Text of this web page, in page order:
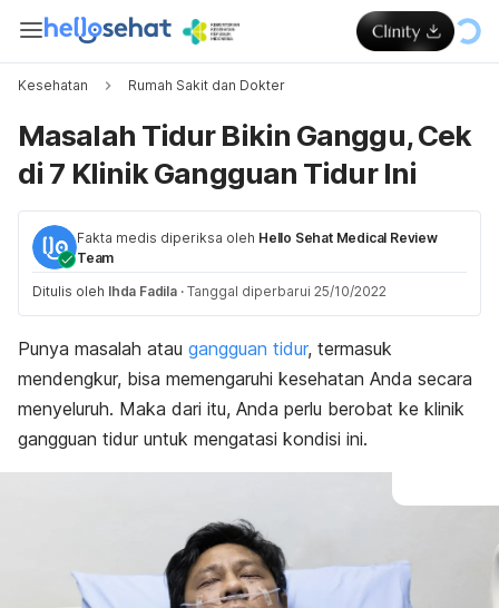
Kesehatan Rumah Sakit dan Dokter
Masalah Tidur Bikin Ganggu, Cek
di 7 Klinik Gangguan Tidur Ini
Fakta medis diperiksa oleh Hello Sehat Medical Review
Team
Ditulis oleh Ihda Fadila · Tanggal diperbarui 25/10/2022
Punya masalah atau gangguan tidur, termasuk
mendengkur, bisa memengaruhi kesehatan Anda secara
menyeluruh. Maka dari itu, Anda perlu berobat ke klinik
gangguan tidur untuk mengatasi kondisi ini.